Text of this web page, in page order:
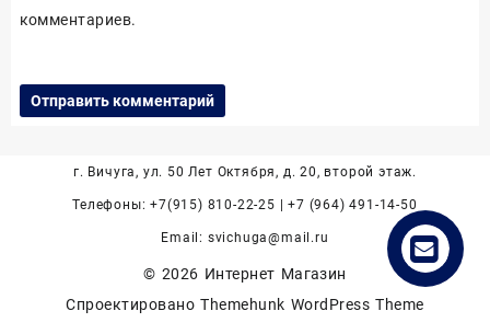
комментариев.
г. Вичуга, ул. 50 Лет Октября, д. 20, второй этаж.
Телефоны: +7(915) 810-22-25 | +7 (964) 491-14-50
Email: svichuga@mail.ru
© 2026 Интернет Магазин
Спроектировано Themehunk WordPress Theme